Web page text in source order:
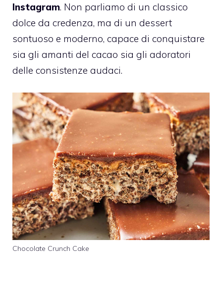
Instagram. Non parliamo di un classico
dolce da credenza, ma di un dessert
sontuoso e moderno, capace di conquistare
sia gli amanti del cacao sia gli adoratori
delle consistenze audaci.
Chocolate Crunch Cake